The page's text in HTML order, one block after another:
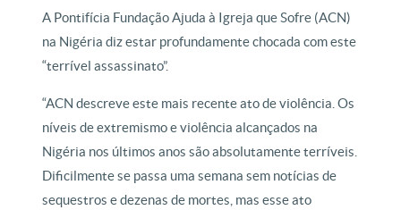
A Pontifícia Fundação Ajuda à Igreja que Sofre (ACN)
na Nigéria diz estar profundamente chocada com este
“terrível assassinato”.
“ACN descreve este mais recente ato de violência. Os
níveis de extremismo e violência alcançados na
Nigéria nos últimos anos são absolutamente terríveis.
Dificilmente se passa uma semana sem notícias de
sequestros e dezenas de mortes, mas esse ato